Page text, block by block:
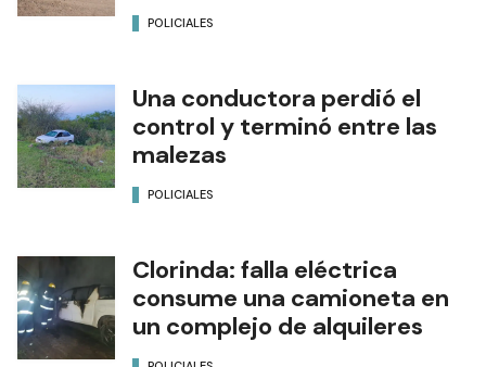
POLICIALES
Una conductora perdió el
control y terminó entre las
malezas
POLICIALES
Clorinda: falla eléctrica
consume una camioneta en
un complejo de alquileres